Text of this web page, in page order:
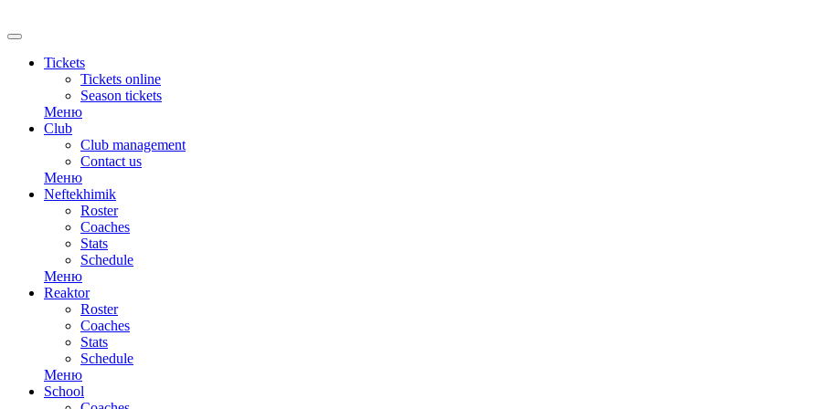
Tickets
Tickets online
Season tickets
Меню
Club
Club management
Contact us
Меню
Neftekhimik
Roster
Coaches
Stats
Schedule
Меню
Reaktor
Roster
Coaches
Stats
Schedule
Меню
School